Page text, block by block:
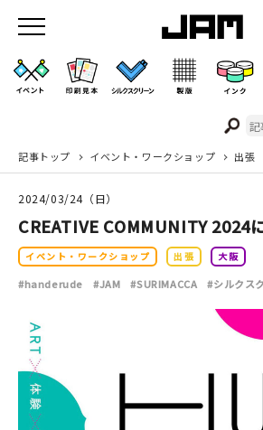
JAMのこと
イベント
印刷見本
記事トップ イベント・ワークショップ 出張
2024/03/24（日）
CREATIVE COMMUNITY 2024
イベント・ワークショップ 出張 大阪
#handerude #JAM #SURIMACCA #シルクス